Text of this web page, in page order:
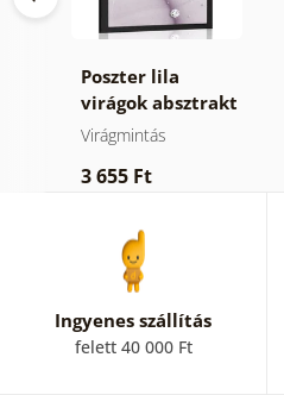
Poszter lila
virágok absztrakt
háttéren
Virágmintás
3 655 Ft
Ingyenes szállítás
felett 40 000 Ft